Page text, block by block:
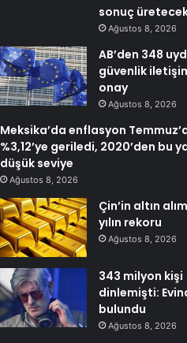
sonuç
Ağustos 8, 2026
AB’den 348
güvenlik
onay
Ağustos 8, 2026
Meksika’da enflasyon
%3,12’ye geriledi, 2020’den bu
düşük seviye
Ağustos 8, 2026
Çin’in altın
yılın rekoru
Ağustos 8, 2026
343 milyon kişi
dinlemişti:
bulundu
Ağustos 8, 2026